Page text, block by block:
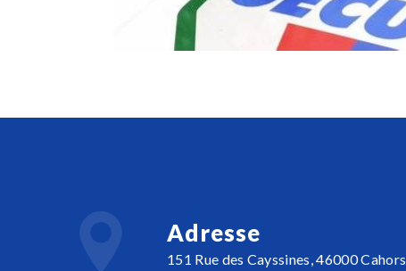
Adresse
151 Rue des Cayssines, 46000 Cahors